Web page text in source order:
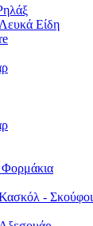
Είδη
- Σκούφοι